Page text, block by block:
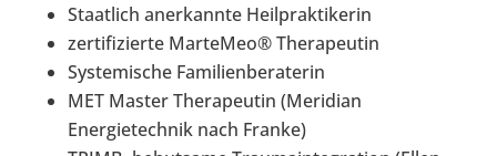
Staatlich anerkannte Heilpraktikerin
zertifizierte MarteMeo® Therapeutin
Systemische Familienberaterin
MET Master Therapeutin (Meridian
Energietechnik nach Franke)